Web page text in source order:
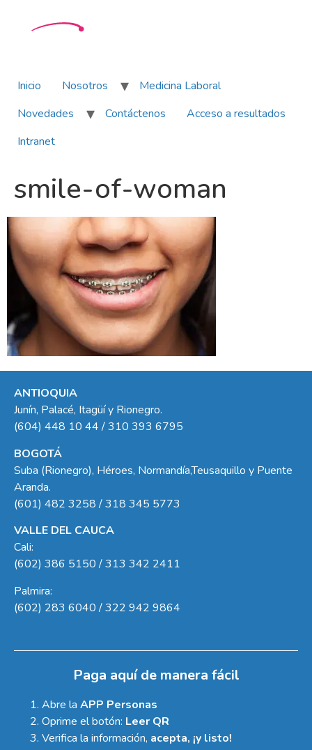
Inicio Nosotros
Medicina Laboral
Novedades
Contáctenos
Acceso a resultados
Intranet
smile-of-woman
ANTIOQUIA
Junín, Palacé, Itagüí y Rionegro.
(604) 448 10 44 / 310 393 6795
BOGOTÁ
Suba (Rionegro), Héroes, Normandía,Teusaquillo y Puente
Aranda.
(601) 482 3258 / 318 345 5773
VALLE DEL CAUCA
Cali:
(602) 386 5150 / 313 342 2411
Palmira:
(602) 283 6040 / 322 942 9864
Paga aquí de manera fácil
Abre la APP Personas
Oprime el botón: Leer QR
Verifica la información, acepta, ¡y listo!